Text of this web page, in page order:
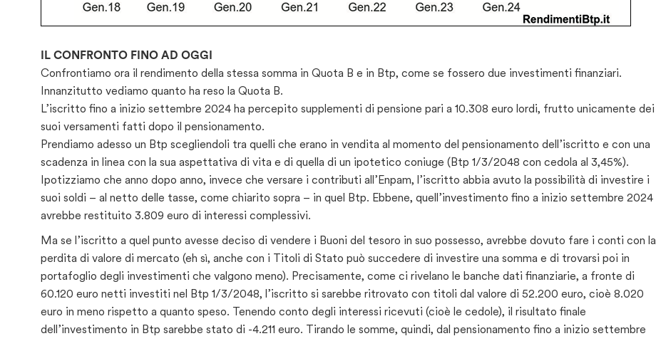
IL CONFRONTO FINO AD OGGI
Confrontiamo ora il rendimento della stessa somma in Quota B e in Btp, come se fossero due investimenti finanziari.
Innanzitutto vediamo quanto ha reso la Quota B.
L’iscritto fino a inizio settembre 2024 ha percepito supplementi di pensione pari a 10.308 euro lordi, frutto unicamente dei
suoi versamenti fatti dopo il pensionamento.
Prendiamo adesso un Btp scegliendoli tra quelli che erano in vendita al momento del pensionamento dell’iscritto e con una
scadenza in linea con la sua aspettativa di vita e di quella di un ipotetico coniuge (Btp 1/3/2048 con cedola al 3,45%).
Ipotizziamo che anno dopo anno, invece che versare i contributi all’Enpam, l’iscritto abbia avuto la possibilità di investire i
suoi soldi – al netto delle tasse, come chiarito sopra – in quel Btp. Ebbene, quell’investimento fino a inizio settembre 2024
avrebbe restituito 3.809 euro di interessi complessivi.
Ma se l’iscritto a quel punto avesse deciso di vendere i Buoni del tesoro in suo possesso, avrebbe dovuto fare i conti con la
perdita di valore di mercato (eh sì, anche con i Titoli di Stato può succedere di investire una somma e di trovarsi poi in
portafoglio degli investimenti che valgono meno). Precisamente, come ci rivelano le banche dati finanziarie, a fronte di
60.120 euro netti investiti nel Btp 1/3/2048, l’iscritto si sarebbe ritrovato con titoli dal valore di 52.200 euro, cioè 8.020
euro in meno rispetto a quanto speso. Tenendo conto degli interessi ricevuti (cioè le cedole), il risultato finale
dell’investimento in Btp sarebbe stato di -4.211 euro. Tirando le somme, quindi, dal pensionamento fino a inizio settembre